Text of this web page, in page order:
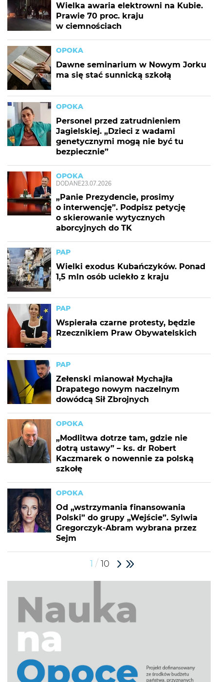
Wielka awaria elektrowni na Kubie.
Prawie 70 proc. kraju
w ciemnościach
OPOKA
Dawne seminarium w Nowym Jorku
ma się stać sunnicką szkołą
OPOKA
Personel przed zatrudnieniem
Jagielskiej. „Dzieci z wadami
genetycznymi mogą nie być tu
bezpiecznie”
OPOKA
DODANE23.07.2026
„Panie Prezydencie, prosimy
o interwencję”. Podpisz petycję
o skierowanie wytycznych
aborcyjnych do TK
PAP
Wielki exodus Kubańczyków. Ponad
1,5 mln osób uciekło z kraju
PAP
Wspierała czarne protesty, będzie
Rzecznikiem Praw Obywatelskich
PAP
Zełenski mianował Mychajła
Drapatego nowym naczelnym
dowódcą Sił Zbrojnych
OPOKA
„Modlitwa dotrze tam, gdzie nie
dotrą ustawy” – ks. dr Robert
Kaczmarek o nowennie za polską
szkołę
OPOKA
Od „wstrzymania finansowania
Polski” do grupy „Wejście”. Sylwia
Gregorczyk-Abram wybrana przez
Sejm
1 / 10